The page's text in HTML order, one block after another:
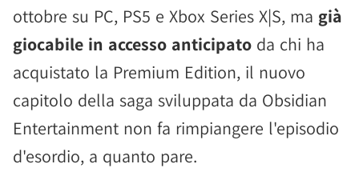
ottobre su PC, PS5 e Xbox Series X|S, ma già
giocabile in accesso anticipato da chi ha
acquistato la Premium Edition, il nuovo
capitolo della saga sviluppata da Obsidian
Entertainment non fa rimpiangere l'episodio
d'esordio, a quanto pare.